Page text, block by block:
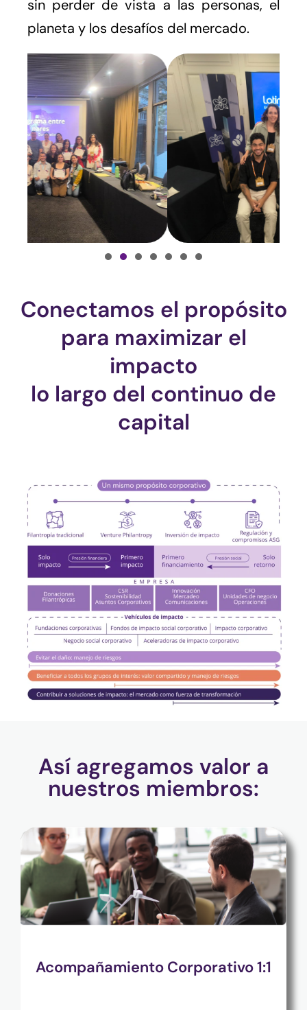
sin perder de vista a las personas, el
planeta y los desafíos del mercado.
Conectamos el propósito
para maximizar el
impacto
lo largo del continuo de
capital
Así agregamos valor a
nuestros miembros:
Acompañamiento Corporativo 1:1